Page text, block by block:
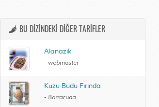
BU DİZİNDEKİ DİĞER TARİFLER
Alanazik
- webmaster
Kuzu Budu Fırında
- Barracuda